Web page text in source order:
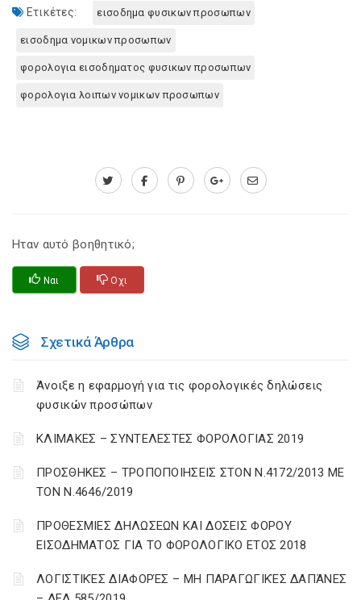
Ετικέτες: εισοδημα φυσικων προσωπων
εισοδημα νομικων προσωπων
φορολογια εισοδηματος φυσικων προσωπων
φορολογια λοιπων νομικων προσωπων
Ηταν αυτό βοηθητικό;
Ναι Οχι
Σχετικά Άρθρα
Άνοιξε η εφαρμογή για τις φορολογικές δηλώσεις
φυσικών προσώπων
ΚΛΙΜΑΚΕΣ – ΣΥΝΤΕΛΕΣΤΕΣ ΦΟΡΟΛΟΓΙΑΣ 2019
ΠΡΟΣΘΗΚΕΣ – ΤΡΟΠΟΠΟΙΗΣΕΙΣ ΣΤΟΝ Ν.4172/2013 ΜΕ
ΤΟΝ Ν.4646/2019
ΠΡΟΘΕΣΜΙΕΣ ΔΗΛΩΣΕΩΝ ΚΑΙ ΔΟΣΕΙΣ ΦΟΡΟΥ
ΕΙΣΟΔΗΜΑΤΟΣ ΓΙΑ ΤΟ ΦΟΡΟΛΟΓΙΚΟ ΕΤΟΣ 2018
ΛΟΓΙΣΤΙΚΈΣ ΔΙΑΦΟΡΈΣ – ΜΗ ΠΑΡΑΓΩΓΙΚΈΣ ΔΑΠΆΝΕΣ